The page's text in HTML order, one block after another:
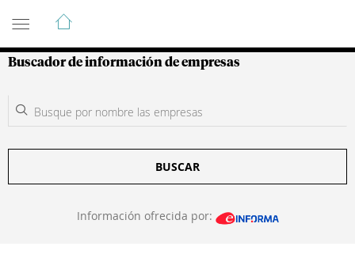
Guía de Empresas Colombianas
Buscador de información de empresas
BUSCAR
Información ofrecida por: